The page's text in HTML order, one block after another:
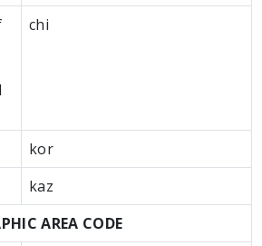
chi
kor
kaz
AREA CODE